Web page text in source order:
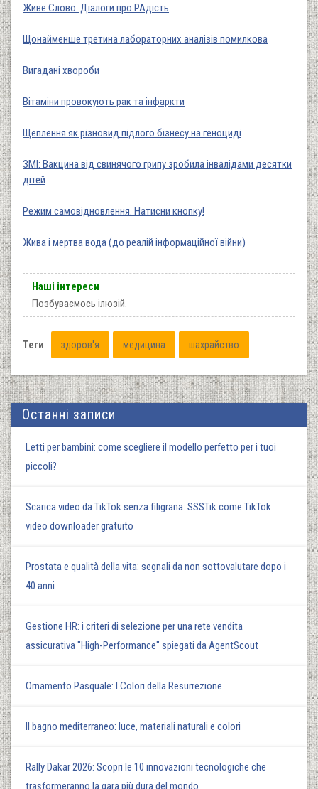
Живе Слово: Діалоги про РАдість
Щонайменше третина лабораторних аналізів помилкова
Вигадані хвороби
Вітаміни провокують рак та інфаркти
Щеплення як різновид підлого бізнесу на геноциді
ЗМІ: Вакцина від свинячого грипу зробила інвалідами десятки
дітей
Режим самовідновлення. Натисни кнопку!
Жива і мертва вода (до реалій інформаційної війни)
Наші інтереси
Позбуваємось ілюзій.
Теги здоров'я медицина шахрайство
Останні записи
Letti per bambini: come scegliere il modello perfetto per i tuoi
piccoli?
Scarica video da TikTok senza filigrana: SSSTik come TikTok
video downloader gratuito
Prostata e qualità della vita: segnali da non sottovalutare dopo i
40 anni
Gestione HR: i criteri di selezione per una rete vendita
assicurativa "High-Performance" spiegati da AgentScout
Ornamento Pasquale: I Colori della Resurrezione
Il bagno mediterraneo: luce, materiali naturali e colori
Rally Dakar 2026: Scopri le 10 innovazioni tecnologiche che
trasformeranno la gara più dura del mondo